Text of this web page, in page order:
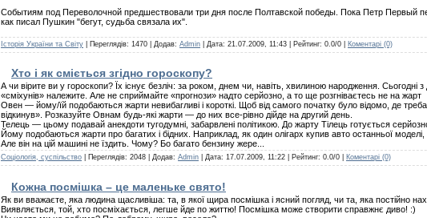
Событиям под Переволочной предшествовали три дня после Полтавской победы. Пока Петр Первый
как писал Пушкин "бегут, судьба связала их".
Історія України та Світу | Переглядів: 1470 | Додав: Admin | Дата: 21.07.2009, 11:43 | Рейтинг: 0.0/0 | Коментарі (0)
Хто i як сміється згідно гороскопу?
А чи вірите ви у гороскопи? Їх існує безліч: за роком, днем чи, навіть, хвилиною народження. Сьогодні
«сміхунів» належите. Але не сприймайте «прогнози» надто серйозно, а то ще розгніваєтесь не на жарт
Овен — йому/їй подобаються жарти невибагливі i короткі. Щоб вiд самого початку було вiдомо, де
вiдкинув». Розказуйте Овнам будь-які жарти — до них все-рiвно дiйде на другий день.
Телець — цьому подавай анекдоти тугодумнi, забарвленi полiтикою. До жарту Тiлець готується
Йому подобаються жарти про багатих i бiдних. Наприклад, як один олiгарх купив авто останньої
Але вiн на цiй машинi не їздить. Чому? Бо багато бензину жере...
Соціологія, суспільство | Переглядів: 2048 | Додав: Admin | Дата: 17.07.2009, 11:22 | Рейтинг: 0.0/0 | Коментарі (0)
Кожна посмішка – це маленьке свято!
Як ви вважаєте, яка людина щасливіша: та, в якої щира посмішка і ясний погляд, чи та, яка постійно
Виявляється, той, хто посміхається, легше йде по життю! Посмішка може створити справжнє диво! :)